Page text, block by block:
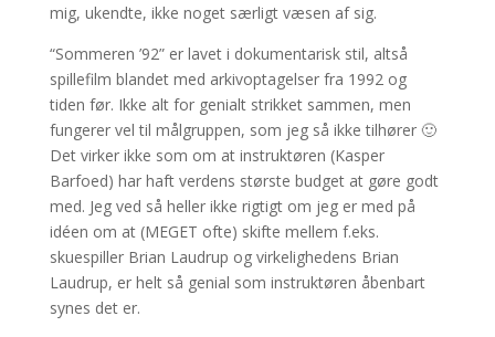
mig, ukendte, ikke noget særligt væsen af sig.
“Sommeren ’92” er lavet i dokumentarisk stil, altså
spillefilm blandet med arkivoptagelser fra 1992 og
tiden før. Ikke alt for genialt strikket sammen, men
fungerer vel til målgruppen, som jeg så ikke tilhører 🙂
Det virker ikke som om at instruktøren (Kasper
Barfoed) har haft verdens største budget at gøre godt
med. Jeg ved så heller ikke rigtigt om jeg er med på
idéen om at (MEGET ofte) skifte mellem f.eks.
skuespiller Brian Laudrup og virkelighedens Brian
Laudrup, er helt så genial som instruktøren åbenbart
synes det er.